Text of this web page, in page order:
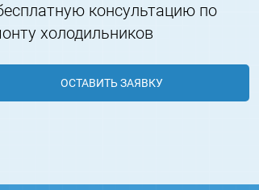
консультацию по
холодильников
ОСТАВИТЬ ЗАЯВКУ